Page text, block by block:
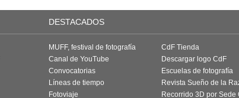
DESTACADOS
MUFF, festival de fotografía
Canal de YouTube
Convocatorias
Líneas de tiempo
Fotoviaje
CdF Tienda
Descargar logo CdF
Escuelas de fotografía
Revista Sueño de la
Recorrido 3D por Sede